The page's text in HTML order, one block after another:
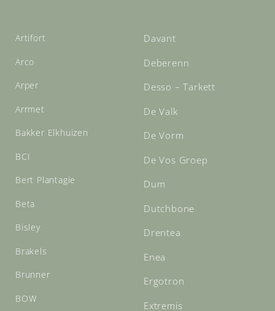
Artifort
Arco
Arper
Arrmet
Bakker Elkhuizen
BCI
Bert Plantagie
Beta
Bisley
Brakels
Brunner
BOW
Davant
Deberenn
Desso – Tarkett
De Valk
De Vorm
De Vos Groep
Dum
Dutchbone
Drentea
Enea
Ergotron
Extremis